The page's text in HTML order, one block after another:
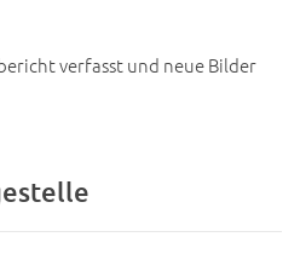
verfasst und neue Bilder